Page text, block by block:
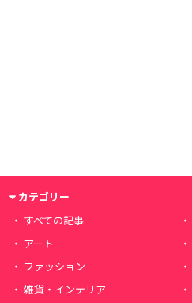
カテゴリー
すべての記事
アート
ファッション
雑貨・インテリア